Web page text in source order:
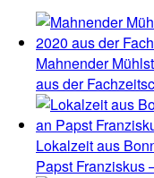
Mahnender
aus der
Lokalzeit aus
Papst Franziskus